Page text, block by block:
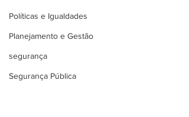
Políticas e Igualdades
Planejamento e Gestão
segurança
Segurança Pública